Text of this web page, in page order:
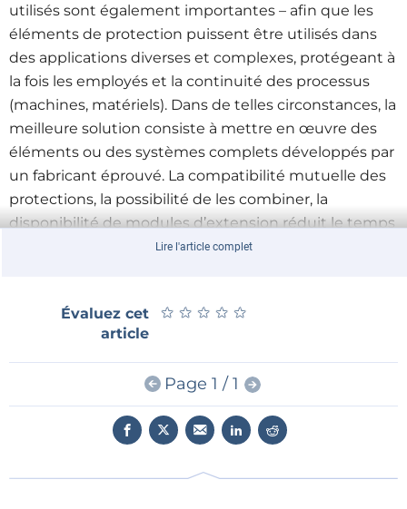
utilisés sont également importantes – afin que les
éléments de protection puissent être utilisés dans
des applications diverses et complexes, protégeant à
la fois les employés et la continuité des processus
(machines, matériels). Dans de telles circonstances, la
meilleure solution consiste à mettre en œuvre des
éléments ou des systèmes complets développés par
un fabricant éprouvé. La compatibilité mutuelle des
protections, la possibilité de les combiner, la
disponibilité de modules d’extension réduit le temps
d’installation, de maintenance et d’arrêts.
sécurité et une série de capteurs magnétiques de la
marque PILZ. C’est une entreprise allemande avec
plus de 70 ans d’expérience, l’un des leaders
mondiaux dans le domaine des systèmes de sécurité
et d’automatisation. Les produits présentés seront
parfaits à la fois dans le secteur de la construction de
modernisation et la maintenance des installations de
Lire l'article complet
Évaluez cet
article
★ ★ ★ ★ ★
★ ★ ★ ★ ★
Page 1 / 1